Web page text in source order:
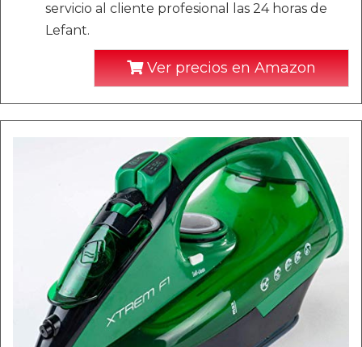
servicio al cliente profesional las 24 horas de
Lefant.
Ver precios en Amazon